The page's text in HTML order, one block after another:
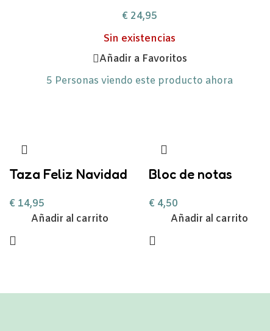
€ 24,95
Sin existencias
Añadir a Favoritos
5 Personas viendo este producto ahora
Taza Feliz Navidad
personalizable con
taza, nub
€ 14,95
Añadir al carrito
Bloc de notas
€ 4,50
Añadir al carrito